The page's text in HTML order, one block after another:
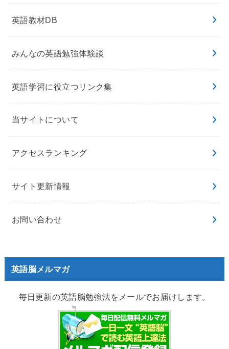
英語教材DB
みんなの英語勉強体験談
英語学習に役立つリンク集
当サイトについて
アクセスランキング
サイト更新情報
お問い合わせ
英語脳メルマガ
毎日更新の英語脳勉強法をメールでお届けします。